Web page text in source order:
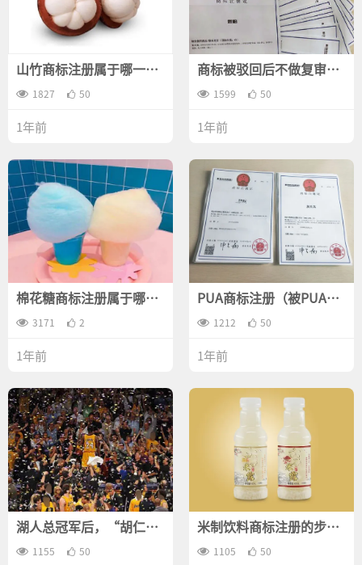
山竹商标注册属于哪一
类？
1827 50
1年前
商标被驳回后不做复审会
有什么后果？
1599 50
1年前
棉花糖商标注册属于哪一
类？
3171 2
1年前
PUA商标注册（被PUA是
什么意思）合适吗？
1212 50
1年前
湖人总冠军后，“胡仁总
灌君”商标注册和餐馆火
了！1155 50
米制饮料商标注册的步骤
有哪些？
1105 50